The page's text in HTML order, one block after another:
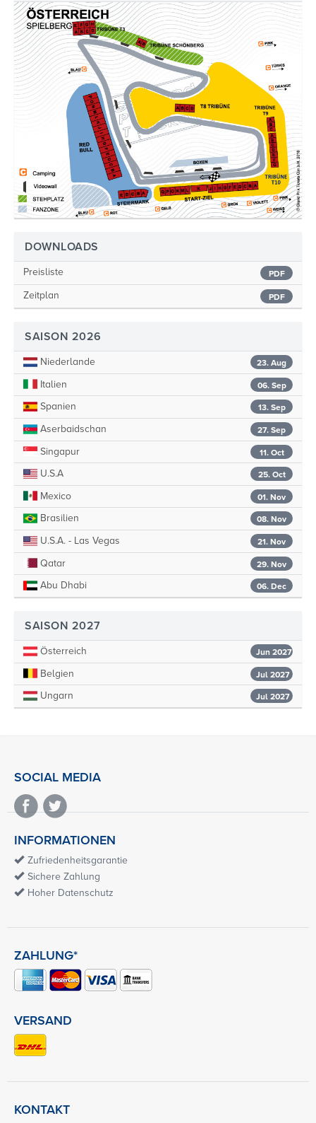
DOWNLOADS
Preisliste PDF
Zeitplan PDF
SAISON 2026
23. Aug
Niederlande
06. Sep
Italien
13. Sep
Spanien
27. Sep
Aserbaidschan
11. Oct
Singapur
25. Oct
U.S.A
01. Nov
Mexico
08. Nov
Brasilien
21. Nov
U.S.A. - Las Vegas
29. Nov
Qatar
06. Dec
Abu Dhabi
SAISON 2027
Jun 2027
Österreich
Jul 2027
Belgien
Jul 2027
Ungarn
SOCIAL MEDIA
INFORMATIONEN
Zufriedenheitsgarantie
Sichere Zahlung
Hoher Datenschutz
ZAHLUNG*
VERSAND
KONTAKT